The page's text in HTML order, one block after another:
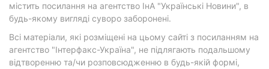
містить посилання на агентство ІнА "Українські Новини", в
будь-якому вигляді суворо заборонені.
Всі матеріали, які розміщені на цьому сайті з посиланням на
агентство "Інтерфакс-Україна", не підлягають подальшому
відтворенню та/чи розповсюдженню в будь-якій формі,